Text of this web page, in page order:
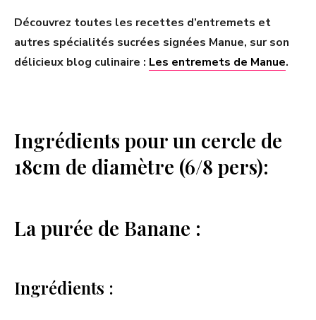
Découvrez toutes les recettes d’entremets et
autres spécialités sucrées signées Manue, sur son
délicieux blog culinaire : Les entremets de Manue.
Ingrédients pour un cercle de
18cm de diamètre (6/8 pers):
La purée de Banane :
Ingrédients :